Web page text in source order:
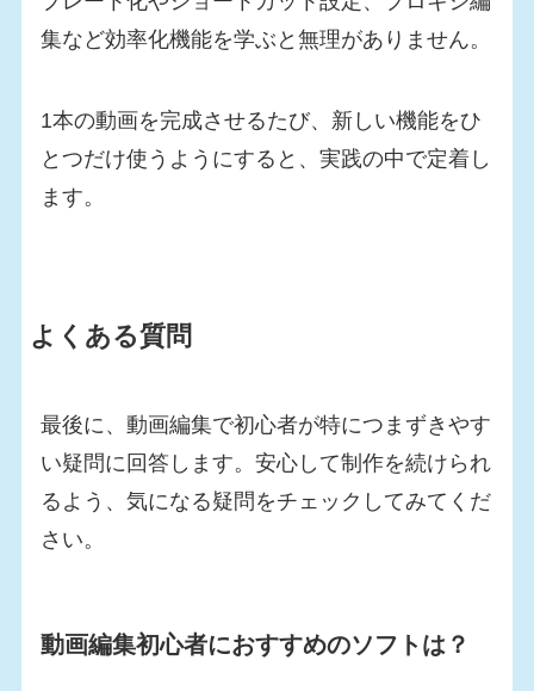
集など効率化機能を学ぶと無理がありません。
1本の動画を完成させるたび、新しい機能をひ
とつだけ使うようにすると、実践の中で定着し
ます。
よくある質問
最後に、動画編集で初心者が特につまずきやす
い疑問に回答します。安心して制作を続けられ
るよう、気になる疑問をチェックしてみてくだ
さい。
動画編集初心者におすすめのソフトは？